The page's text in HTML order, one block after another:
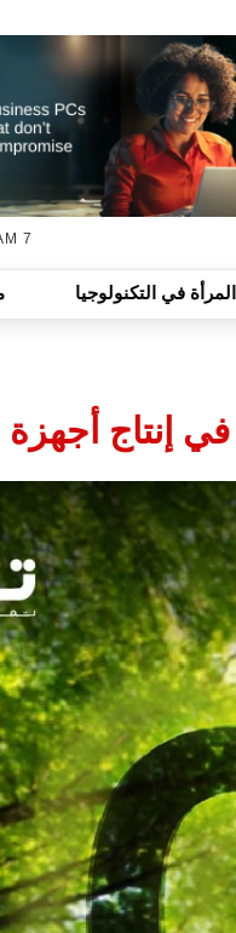
7 August 2026, Fri | 10:06 AM
المرأة في التكنولوجيا